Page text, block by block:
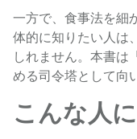
一方で、食事法を細
体的に知りたい人は
しれません。本書は
める司令塔として向
こんな人